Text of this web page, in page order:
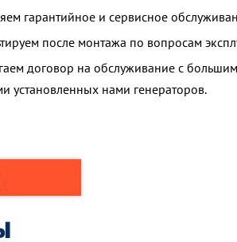
гарантийное и сервисное
после монтажа по вопросам
договор на обслуживание с
установленных нами генераторов.